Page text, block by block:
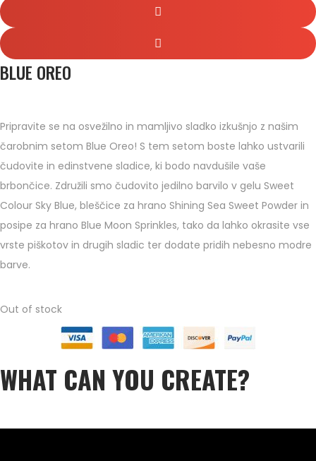
BLUE OREO
Pripravite se na osvežilno in mamljivo sladko izkušnjo z našim
čarobnim setom Blue Oreo! S tem setom boste lahko ustvarili
čudovite in edinstvene sladice, ki bodo navdušile vaše
brbončice. Združili smo čudovito jedilno barvilo v gelu Sweet
Colour Sky Blue, bleščice za hrano Shining Sea Sweet Powder in
posipe za hrano Blue Moon Sprinkles, tako da lahko okrasite vse
vrste piškotov in drugih sladic ter dodate pridih nebesno modre
barve.
Out of stock
WHAT CAN YOU CREATE?